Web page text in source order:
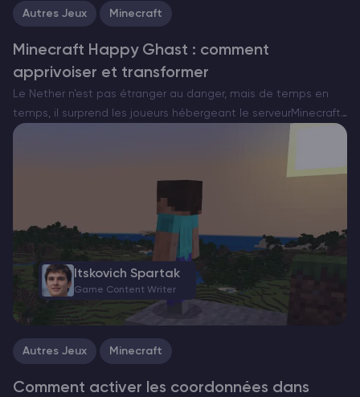
Autres Jeux Minecraft
Minecraft Happy Ghast : comment
apprivoiser et transformer
Le Nether n’est pas étranger au danger, mais de temps en
temps, il surprend les joueurs hébergeant le serveurMinecraft
avec quelque chose d’inhabituellement réconfortant. Entrez
Autres Jeux Minecraft
Comment activer les coordonnées dans
Itskovich Spartak
Game Content Writer